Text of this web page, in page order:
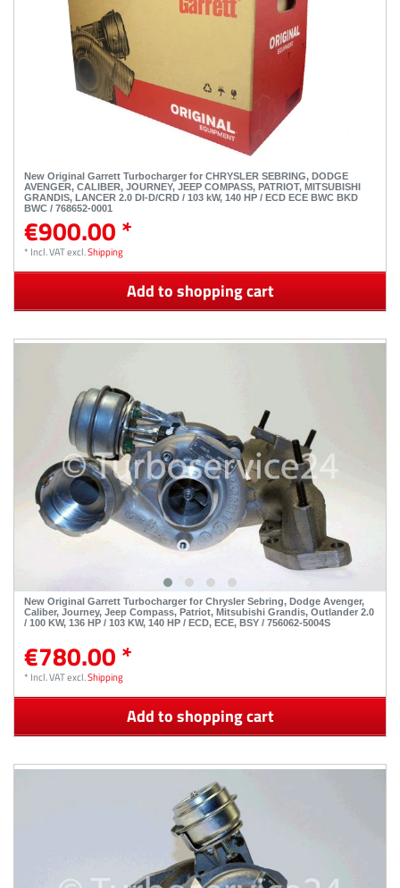
New Original Garrett Turbocharger for CHRYSLER SEBRING, DODGE
AVENGER, CALIBER, JOURNEY, JEEP COMPASS, PATRIOT, MITSUBISHI
GRANDIS, LANCER 2.0 DI-D/CRD / 103 kW, 140 HP / ECD ECE BWC BKD
BWC / 768652-0001
€900.00 *
* Incl. VATexcl.Shipping
Add to shopping cart
New Original Garrett Turbocharger for Chrysler Sebring, Dodge Avenger,
Caliber, Journey, Jeep Compass, Patriot, Mitsubishi Grandis, Outlander 2.0
/ 100 KW, 136 HP / 103 KW, 140 HP / ECD, ECE, BSY / 756062-5004S
€780.00 *
* Incl. VATexcl.Shipping
Add to shopping cart